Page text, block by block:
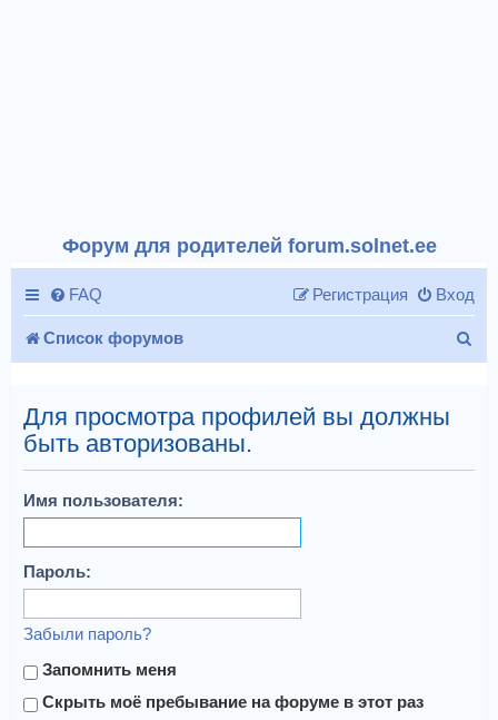
Форум для родителей forum.solnet.ee
FAQ Вход
Регистрация
Список форумов
Для просмотра профилей вы должны
быть авторизованы.
Имя пользователя:
Пароль:
Забыли пароль?
Запомнить меня
Скрыть моё пребывание на форуме в этот раз